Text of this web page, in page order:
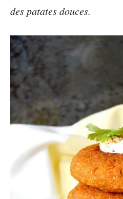
des patates douces.